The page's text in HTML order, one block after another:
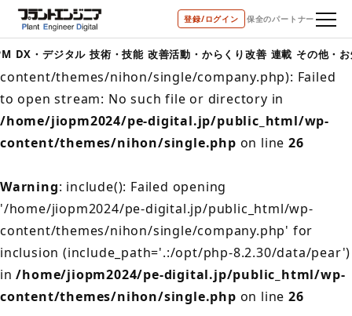
登録/ログイン 保全のパートナー
DX・デジタル 技術・技能 改善活動・からくり改善 連載 その他・
Warning: include(/home/jiopm2024/pe-
digital.jp/public_html/wp-
content/themes/nihon/single/company.php): Failed
to open stream: No such file or directory in
/home/jiopm2024/pe-digital.jp/public_html/wp-
content/themes/nihon/single.php on line26
Warning: include(): Failed opening
'/home/jiopm2024/pe-digital.jp/public_html/wp-
content/themes/nihon/single/company.php' for
inclusion (include_path='.:/opt/php-8.2.30/data/pear')
in/home/jiopm2024/pe-digital.jp/public_html/wp-
content/themes/nihon/single.php on line26